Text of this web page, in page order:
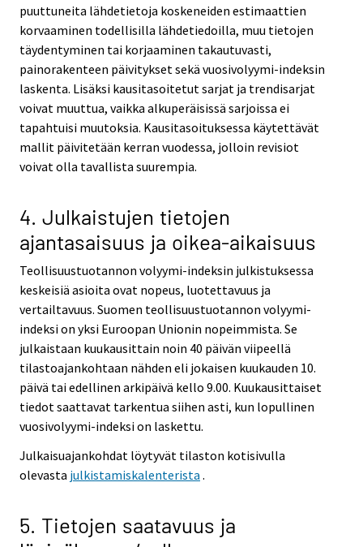
puuttuneita lähdetietoja koskeneiden estimaattien
korvaaminen todellisilla lähdetiedoilla, muu tietojen
täydentyminen tai korjaaminen takautuvasti,
painorakenteen päivitykset sekä vuosivolyymi-indeksin
laskenta. Lisäksi kausitasoitetut sarjat ja trendisarjat
voivat muuttua, vaikka alkuperäisissä sarjoissa ei
tapahtuisi muutoksia. Kausitasoituksessa käytettävät
mallit päivitetään kerran vuodessa, jolloin revisiot
voivat olla tavallista suurempia.
4. Julkaistujen tietojen
ajantasaisuus ja oikea-aikaisuus
Teollisuustuotannon volyymi-indeksin julkistuksessa
keskeisiä asioita ovat nopeus, luotettavuus ja
vertailtavuus. Suomen teollisuustuotannon volyymi-
indeksi on yksi Euroopan Unionin nopeimmista. Se
julkaistaan kuukausittain noin 40 päivän viipeellä
tilastoajankohtaan nähden eli jokaisen kuukauden 10.
päivä tai edellinen arkipäivä kello 9.00. Kuukausittaiset
tiedot saattavat tarkentua siihen asti, kun lopullinen
vuosivolyymi-indeksi on laskettu.
Julkaisuajankohdat löytyvät tilaston kotisivulla
olevasta julkistamiskalenterista .
5. Tietojen saatavuus ja